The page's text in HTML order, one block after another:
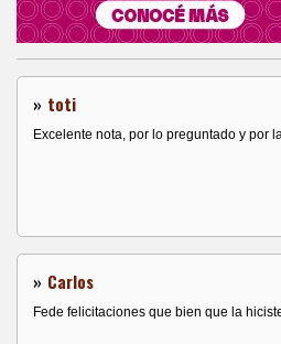
» toti
Excelente nota, por lo preguntado y por
» Carlos
Fede felicitaciones que bien que la